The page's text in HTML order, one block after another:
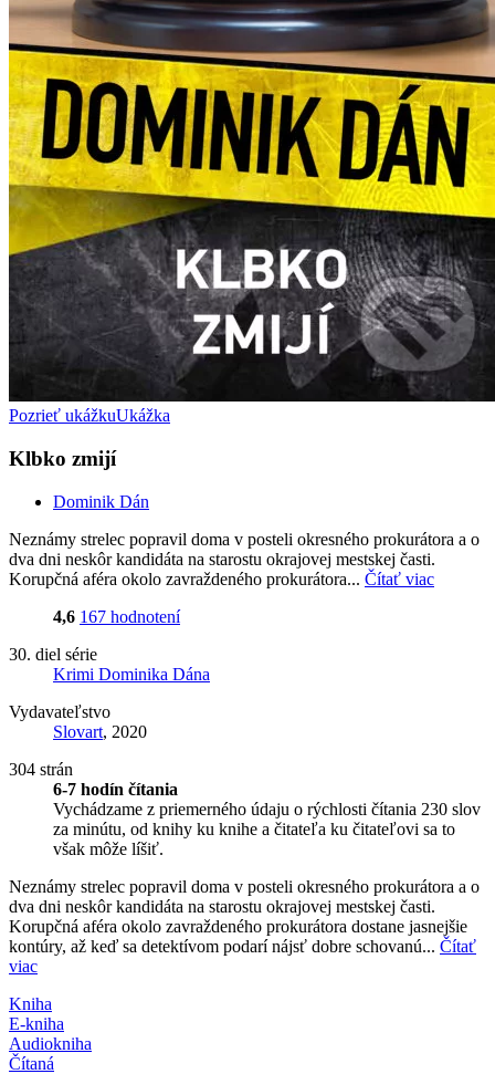
Pozrieť ukážkuUkážka
Klbko zmijí
Dominik Dán
Neznámy strelec popravil doma v posteli okresného prokurátora a o
dva dni neskôr kandidáta na starostu okrajovej mestskej časti.
Korupčná aféra okolo zavraždeného prokurátora... Čítať viac
4,6 167 hodnotení
30. diel série
Krimi Dominika Dána
Vydavateľstvo
Slovart, 2020
304 strán
6-7 hodín čítania
Vychádzame z priemerného údaju o rýchlosti čítania 230 slov
za minútu, od knihy ku knihe a čitateľa ku čitateľovi sa to
však môže líšiť.
Neznámy strelec popravil doma v posteli okresného prokurátora a o
dva dni neskôr kandidáta na starostu okrajovej mestskej časti.
Korupčná aféra okolo zavraždeného prokurátora dostane jasnejšie
kontúry, až keď sa detektívom podarí nájsť dobre schovanú... Čítať
viac
Kniha
E-kniha
Audiokniha
Čítaná